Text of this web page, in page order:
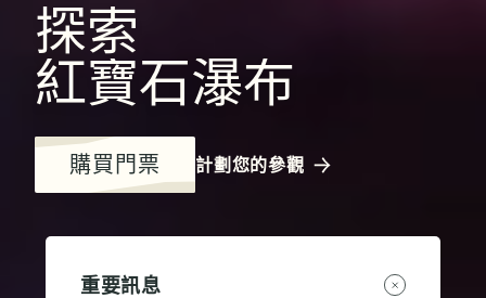
探索
紅寶石瀑布
購買門票 計劃您的參觀
重要訊息